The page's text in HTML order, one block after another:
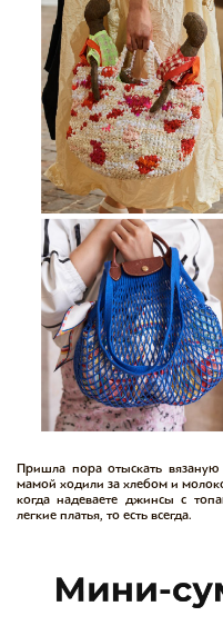
Пришла пора отыскать вязаную
мамой ходили за хлебом и
когда надеваете джинсы с
легкие платья, то есть всегда.